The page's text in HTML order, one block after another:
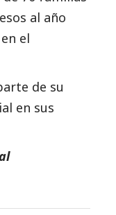
al año
el
de su
en sus